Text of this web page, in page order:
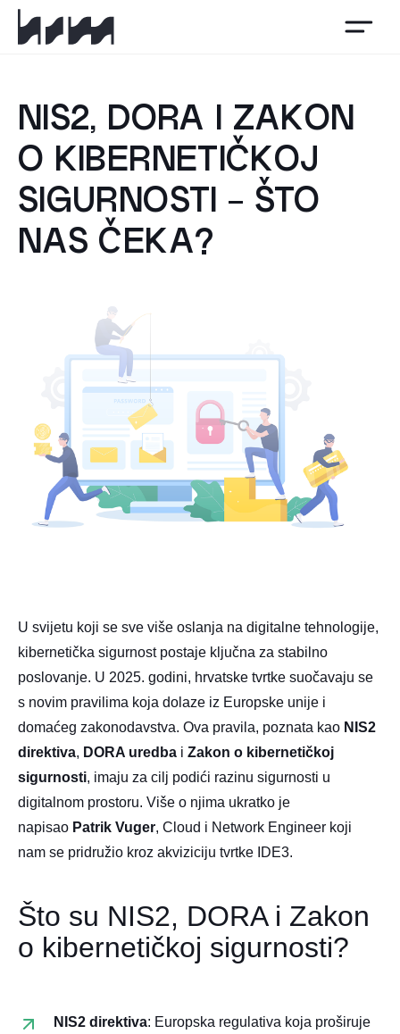
HSM
NIS2, DORA I ZAKON
O KIBERNETIČKOJ
SIGURNOSTI - ŠTO
NAS ČEKA?
U svijetu koji se sve više oslanja na digitalne tehnologije,
kibernetička sigurnost postaje ključna za stabilno
poslovanje. U 2025. godini, hrvatske tvrtke suočavaju se
s novim pravilima koja dolaze iz Europske unije i
domaćeg zakonodavstva. Ova pravila, poznata kao NIS2
direktiva, DORA uredba i Zakon o kibernetičkoj
sigurnosti, imaju za cilj podići razinu sigurnosti u
digitalnom prostoru.​ Više o njima ukratko je
napisao Patrik Vuger, Cloud i Network Engineer koji
nam se pridružio kroz akviziciju tvrtke IDE3.
Što su NIS2, DORA i Zakon
o kibernetičkoj sigurnosti?
NIS2 direktiva: Europska regulativa koja proširuje